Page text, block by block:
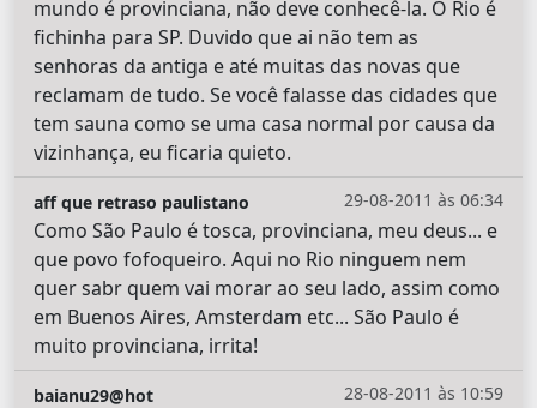
mundo é provinciana, não deve conhecê-la. O Rio é
fichinha para SP. Duvido que ai não tem as
senhoras da antiga e até muitas das novas que
reclamam de tudo. Se você falasse das cidades que
tem sauna como se uma casa normal por causa da
vizinhança, eu ficaria quieto.
29-08-2011 às 06:34
aff que retraso paulistano
Como São Paulo é tosca, provinciana, meu deus... e
que povo fofoqueiro. Aqui no Rio ninguem nem
quer sabr quem vai morar ao seu lado, assim como
em Buenos Aires, Amsterdam etc... São Paulo é
muito provinciana, irrita!
28-08-2011 às 10:59
baianu29@hot